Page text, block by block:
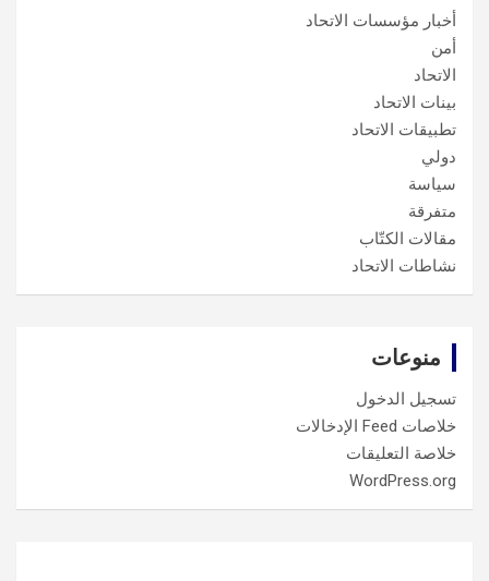
أخبار مؤسسات الاتحاد
أمن
الاتحاد
بينات الاتحاد
تطبيقات الاتحاد
دولي
سياسة
متفرقة
مقالات الكتّاب
نشاطات الاتحاد
منوعات
تسجيل الدخول
خلاصات Feed الإدخالات
خلاصة التعليقات
WordPress.org